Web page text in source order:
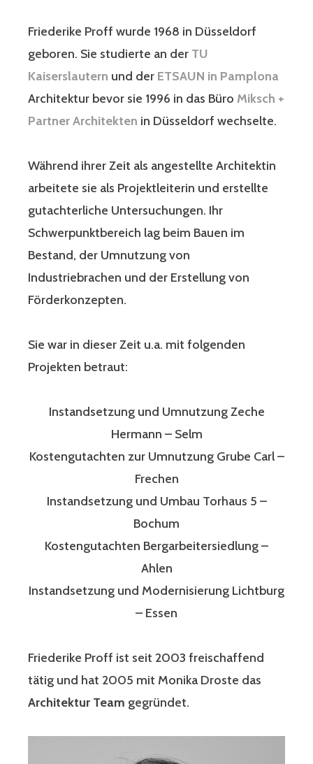
Friederike Proff wurde 1968 in Düsseldorf
geboren. Sie studierte an der TU
Kaiserslautern und der ETSAUN in Pamplona
Architektur bevor sie 1996 in das Büro Miksch +
Partner Architekten in Düsseldorf wechselte.
Während ihrer Zeit als angestellte Architektin
arbeitete sie als Projektleiterin und erstellte
gutachterliche Untersuchungen. Ihr
Schwerpunktbereich lag beim Bauen im
Bestand, der Umnutzung von
Industriebrachen und der Erstellung von
Förderkonzepten.
Sie war in dieser Zeit u.a. mit folgenden
Projekten betraut:
Instandsetzung und Umnutzung Zeche
Hermann – Selm
Kostengutachten zur Umnutzung Grube Carl –
Frechen
Instandsetzung und Umbau Torhaus 5 –
Bochum
Kostengutachten Bergarbeitersiedlung –
Ahlen
Instandsetzung und Modernisierung Lichtburg
– Essen
Friederike Proff ist seit 2003 freischaffend
tätig und hat 2005 mit Monika Droste das
Architektur Team gegründet.